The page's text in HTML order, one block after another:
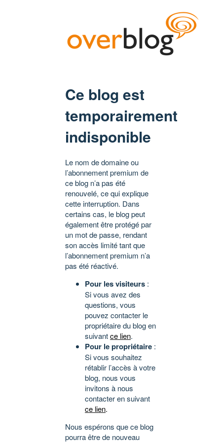
Ce blog est
temporairement
indisponible
Le nom de domaine ou
l’abonnement premium de
ce blog n’a pas été
renouvelé, ce qui explique
cette interruption. Dans
certains cas, le blog peut
également être protégé par
un mot de passe, rendant
son accès limité tant que
l’abonnement premium n’a
pas été réactivé.
Pour les visiteurs :
Si vous avez des
questions, vous
pouvez contacter le
propriétaire du blog en
suivantce lien.
Pour le propriétaire :
Si vous souhaitez
rétablir l’accès à votre
blog, nous vous
invitons à nous
contacter en suivant
ce lien.
Nous espérons que ce blog
pourra être de nouveau